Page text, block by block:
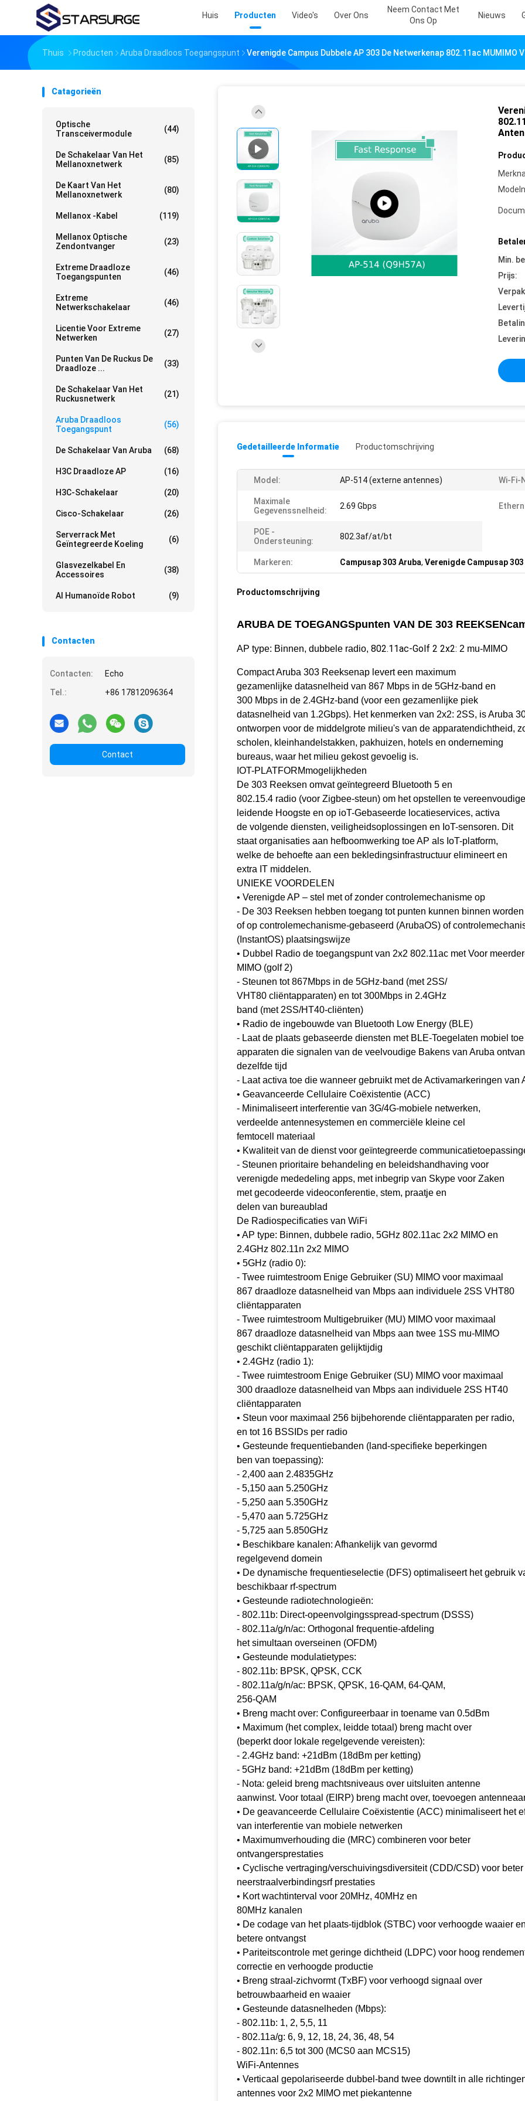
Huis Producten Video's Over Ons
Neem Contact Met
Ons Op
Nieuws
Thuis Producten Aruba Draadloos Toegangspunt Verenigde Campus Dubbele AP 303 De Netwerkenap 802.11ac MUMIMO
Catagorieën
Optische
Transceivermodule
(44)
De Schakelaar Van Het
Mellanoxnetwerk
(85)
De Kaart Van Het
Mellanoxnetwerk
(80)
Mellanox -kabel (119)
Mellanox Optische
Zendontvanger
(23)
Extreme Draadloze
Toegangspunten
(46)
Extreme
Netwerkschakelaar
(46)
Licentie Voor Extreme
Netwerken
(27)
Punten Van De Ruckus De
Draadloze ...
(33)
De Schakelaar Van Het
Ruckusnetwerk
(21)
Aruba Draadloos
Toegangspunt
(56)
De Schakelaar Van Aruba (68)
H3C Draadloze AP (16)
H3C-Schakelaar (20)
Cisco-Schakelaar (26)
Serverrack Met
Geïntegreerde Koeling
(6)
Glasvezelkabel En
Accessoires
(38)
AI Humanoïde Robot (9)
Contacten
Contacten:
Echo
Tel.:
+86 17812096364
Contact
Min.
Prijs:
Gedetailleerde Informatie Productomschrijving
Model: AP-514 (externe antennes) Wi-Fi-
Maximale
Gegevenssnelheid:
2.69 Gbps
POE -
Ondersteuning:
802.3af/at/bt
Markeren: Campusap 303 Aruba, Verenigde Campusap
Productomschrijving
ARUBA DE TOEGANGSpunten VAN DE 303
AP type: Binnen, dubbele radio, 802.11ac-Golf 2 2x2: 2 mu-MIMO
Compact Aruba 303 Reeksenap levert een maximum
gezamenlijke datasnelheid van 867 Mbps in de 5GHz-band en
300 Mbps in de 2.4GHz-band (voor een gezamenlijke piek
datasnelheid van 1.2Gbps). Het kenmerken van 2x2: 2SS, is Aruba
ontworpen voor de middelgrote milieu's van de apparatendichtheid,
scholen, kleinhandelstakken, pakhuizen, hotels en onderneming
bureaus, waar het milieu gekost gevoelig is.
IOT-PLATFORMmogelijkheden
De 303 Reeksen omvat geïntegreerd Bluetooth 5 en
802.15.4 radio (voor Zigbee-steun) om het opstellen te
leidende Hoogste en op ioT-Gebaseerde locatieservices, activa
de volgende diensten, veiligheidsoplossingen en IoT-sensoren. Dit
staat organisaties aan hefboomwerking toe AP als IoT-platform,
welke de behoefte aan een bekledingsinfrastructuur elimineert en
extra IT middelen.
UNIEKE VOORDELEN
• Verenigde AP – stel met of zonder controlemechanisme op
- De 303 Reeksen hebben toegang tot punten kunnen binnen
of op controlemechanisme-gebaseerd (ArubaOS) of
(InstantOS) plaatsingswijze
• Dubbel Radio de toegangspunt van 2x2 802.11ac met Voor
MIMO (golf 2)
- Steunen tot 867Mbps in de 5GHz-band (met 2SS/
VHT80 cliëntapparaten) en tot 300Mbps in 2.4GHz
band (met 2SS/HT40-cliënten)
• Radio de ingebouwde van Bluetooth Low Energy (BLE)
- Laat de plaats gebaseerde diensten met BLE-Toegelaten mobiel toe
apparaten die signalen van de veelvoudige Bakens van Aruba
dezelfde tijd
- Laat activa toe die wanneer gebruikt met de Activamarkeringen van
• Geavanceerde Cellulaire Coëxistentie (ACC)
- Minimaliseert interferentie van 3G/4G-mobiele netwerken,
verdeelde antennesystemen en commerciële kleine cel
femtocell materiaal
• Kwaliteit van de dienst voor geïntegreerde
- Steunen prioritaire behandeling en beleidshandhaving voor
verenigde mededeling apps, met inbegrip van Skype voor Zaken
met gecodeerde videoconferentie, stem, praatje en
delen van bureaublad
De Radiospecificaties van WiFi
• AP type: Binnen, dubbele radio, 5GHz 802.11ac 2x2 MIMO en
2.4GHz 802.11n 2x2 MIMO
• 5GHz (radio 0):
- Twee ruimtestroom Enige Gebruiker (SU) MIMO voor maximaal
867 draadloze datasnelheid van Mbps aan individuele 2SS VHT80
cliëntapparaten
- Twee ruimtestroom Multigebruiker (MU) MIMO voor maximaal
867 draadloze datasnelheid van Mbps aan twee 1SS mu-MIMO
geschikt cliëntapparaten gelijktijdig
• 2.4GHz (radio 1):
- Twee ruimtestroom Enige Gebruiker (SU) MIMO voor maximaal
300 draadloze datasnelheid van Mbps aan individuele 2SS HT40
cliëntapparaten
• Steun voor maximaal 256 bijbehorende cliëntapparaten per radio,
en tot 16 BSSIDs per radio
• Gesteunde frequentiebanden (land-specifieke beperkingen
ben van toepassing):
- 2,400 aan 2.4835GHz
- 5,150 aan 5.250GHz
- 5,250 aan 5.350GHz
- 5,470 aan 5.725GHz
- 5,725 aan 5.850GHz
• Beschikbare kanalen: Afhankelijk van gevormd
regelgevend domein
• De dynamische frequentieselectie (DFS) optimaliseert het gebruik
beschikbaar rf-spectrum
• Gesteunde radiotechnologieën:
- 802.11b: Direct-opeenvolgingsspread-spectrum (DSSS)
- 802.11a/g/n/ac: Orthogonal frequentie-afdeling
het simultaan overseinen (OFDM)
• Gesteunde modulatietypes:
- 802.11b: BPSK, QPSK, CCK
- 802.11a/g/n/ac: BPSK, QPSK, 16-QAM, 64-QAM,
256-QAM
• Breng macht over: Configureerbaar in toename van 0.5dBm
• Maximum (het complex, leidde totaal) breng macht over
(beperkt door lokale regelgevende vereisten):
- 2.4GHz band: +21dBm (18dBm per ketting)
- 5GHz band: +21dBm (18dBm per ketting)
- Nota: geleid breng machtsniveaus over uitsluiten antenne
aanwinst. Voor totaal (EIRP) breng macht over, toevoegen
• De geavanceerde Cellulaire Coëxistentie (ACC) minimaliseert het
van interferentie van mobiele netwerken
• Maximumverhouding die (MRC) combineren voor beter
ontvangersprestaties
• Cyclische vertraging/verschuivingsdiversiteit (CDD/CSD) voor beter
neerstraalverbindingsrf prestaties
• Kort wachtinterval voor 20MHz, 40MHz en
80MHz kanalen
• De codage van het plaats-tijdblok (STBC) voor verhoogde waaier
betere ontvangst
• Pariteitscontrole met geringe dichtheid (LDPC) voor hoog
correctie en verhoogde productie
• Breng straal-zichvormt (TxBF) voor verhoogd signaal over
betrouwbaarheid en waaier
• Gesteunde datasnelheden (Mbps):
- 802.11b: 1, 2, 5,5, 11
- 802.11a/g: 6, 9, 12, 18, 24, 36, 48, 54
- 802.11n: 6,5 tot 300 (MCS0 aan MCS15)
WiFi-Antennes
• Verticaal gepolariseerde dubbel-band twee downtilt in alle
antennes voor 2x2 MIMO met piekantenne